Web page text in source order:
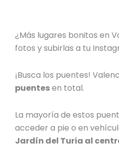
¿Más lugares bonitos en
fotos y subirlas a tu
¡Busca los puentes!
puentesen total.
La mayoría de estos
acceder a pie o en
Jardín del Turia al